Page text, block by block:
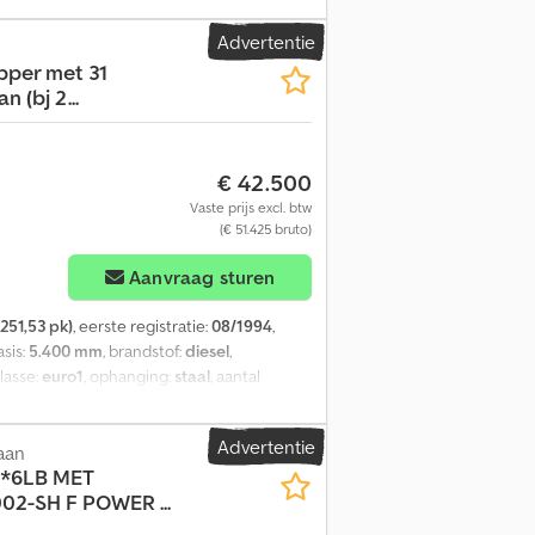
Optische staat: goed Productveiligheid
- Airconditioning - Koelkast -
2025 Merk van de opbouw: STX
Advertentie
met 31
(bj 2...
€ 42.500
Vaste prijs excl. btw
(€ 51.425 bruto)
Aanvraag sturen
pk), eerste registratie:08/1994,
5.400 mm, brandstof:diesel,
euro1, ophanging: staal, aantal
2.410 mm,
kraan
, = Verdere opties en
- Zonneklep -
4S), bouwjaar 2005 - 4 hydraulisch
Advertentie
MET
SH F POWER ...